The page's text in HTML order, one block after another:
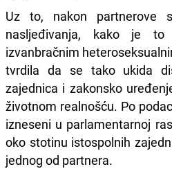
Uz to, nakon partnerove
nasljeđivanja, kako je
izvanbračnim
tvrdila da se tako ukida
zajednica i zakonsko
životnom realnošću. Po
izneseni u parlamentarnoj
oko stotinu istospolnih
jednog od partnera.